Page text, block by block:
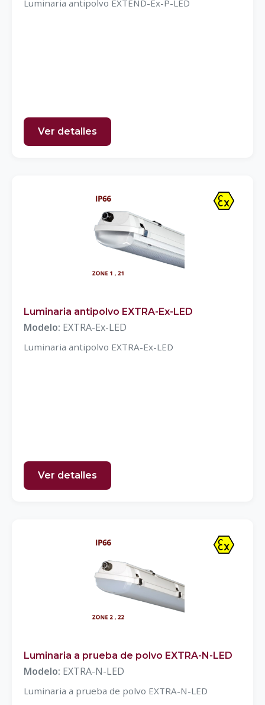
Luminaria antipolvo EXTEND-Ex-P-LED
Ver detalles
Luminaria antipolvo EXTRA-Ex-LED
Modelo: EXTRA-Ex-LED
Luminaria antipolvo EXTRA-Ex-LED
Ver detalles
Luminaria a prueba de polvo EXTRA-N-LED
Modelo: EXTRA-N-LED
Luminaria a prueba de polvo EXTRA-N-LED